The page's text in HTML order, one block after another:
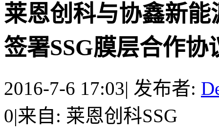
莱恩创科与协鑫新
签署SSG膜层合作
2016-7-6 17:03| 发布者:
0|来自: 莱恩创科SSG